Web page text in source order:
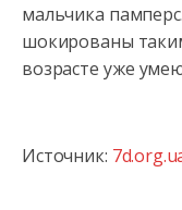
мальчика
шокированы
возрасте уже
Источник: